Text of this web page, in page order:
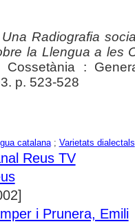
Una Radiografia
la Llengua a les
Cossetània :
p. 523-528
catalana; Varietats dialectals
Reus TV
i Prunera, Emili